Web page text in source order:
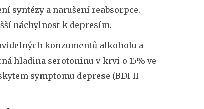
syntézy a narušení reabsorpce.
náchylnost k depresím.
konzumentů alkoholu a
hladina serotoninu v krvi o 15% ve
symptomu deprese (BDI‑II